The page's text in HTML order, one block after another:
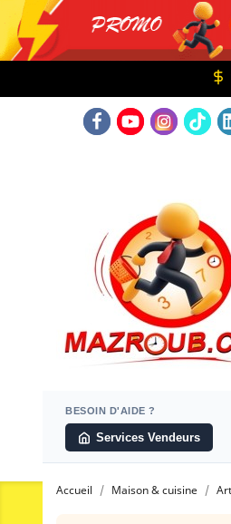
BESOIN D'AIDE ?
Services Vendeurs
Accueil Maison & cuisine